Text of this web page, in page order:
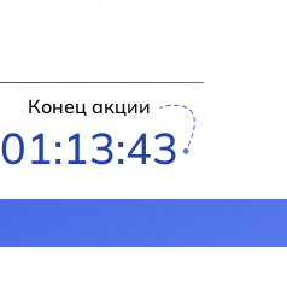
Конец акции
01:13:42